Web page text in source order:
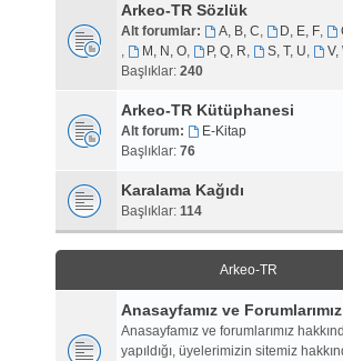
Arkeo-TR Sözlük
Alt forumlar: A, B, C, D, E, F,
,
M, N, O, P, Q, R, S, T, U, V,
Başlıklar: 240
Arkeo-TR Kütüphanesi
Alt forum:
E-Kitap
Başlıklar: 76
Karalama Kağıdı
Başlıklar: 114
Arkeo-TR
Anasayfamız ve
Anasayfamız ve forumlarımız
yapıldığı, üyelerimizin sitemiz